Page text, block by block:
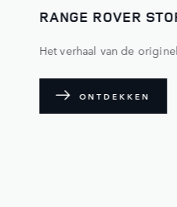
RANGE ROVER
Het verhaal van de
ONTDEKKEN